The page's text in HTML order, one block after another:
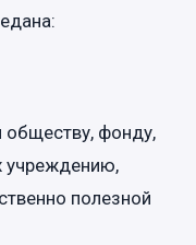
обществу, фонду,
учреждению,
полезной